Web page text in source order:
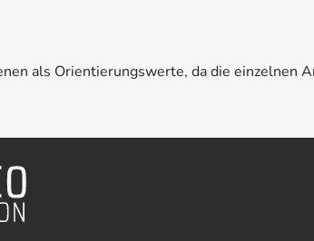
als Orientierungswerte, da die einzelnen